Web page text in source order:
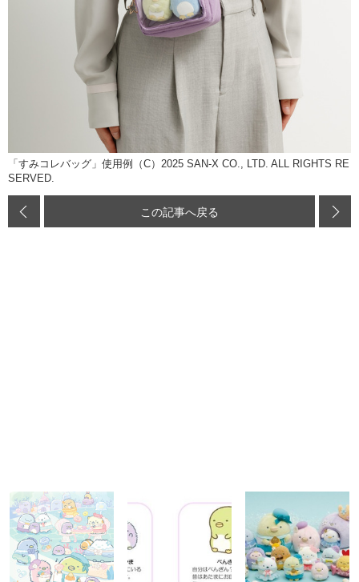
「すみコレバッグ」使用例（C）2025 SAN-X CO., LTD. ALL RIGHTS RE
SERVED.
この記事へ戻る